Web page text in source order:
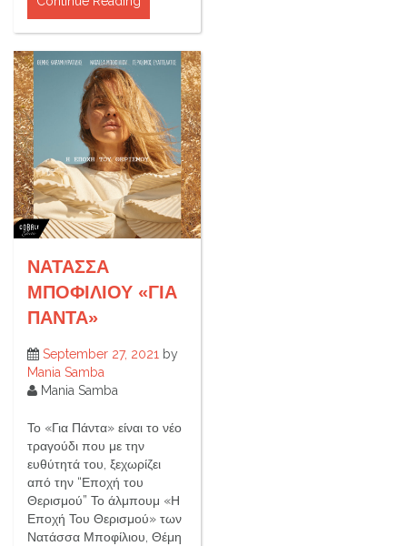
NATAΣΣΑ
ΜΠΟΦΙΛΙΟΥ «ΓΙΑ
ΠΑΝΤΑ»
September 27, 2021 by
Mania Samba
Mania Samba
Το «Για Πάντα» είναι το νέο
τραγούδι που με την
ευθύτητά του, ξεχωρίζει
από την “Εποχή του
Θερισμού” Το άλμπουμ «Η
Εποχή Του Θερισμού» των
Νατάσσα Μποφίλιου, Θέμη